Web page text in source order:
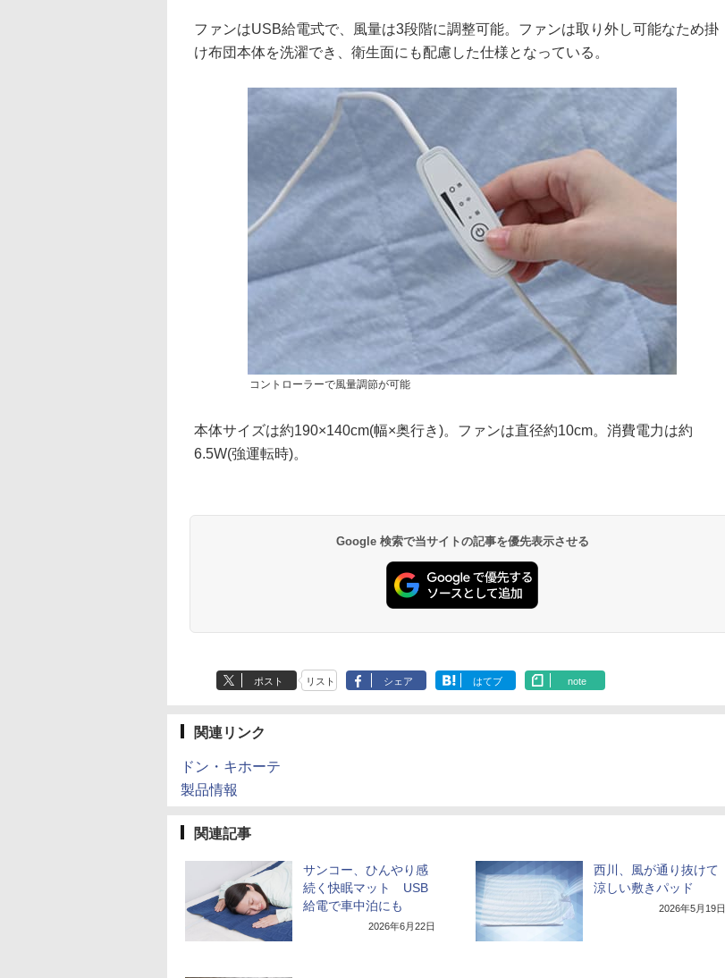
ファンはUSB給電式で、風量は3段階に調整可能。ファンは取り外し可能なため掛
け布団本体を洗濯でき、衛生面にも配慮した仕様となっている。
コントローラーで風量調節が可能
本体サイズは約190×140cm(幅×奥行き)。ファンは直径約10cm。消費電力は約
6.5W(強運転時)。
Google 検索で当サイトの記事を優先表示させる
ポスト リスト シェア はてブ note
関連リンク
ドン・キホーテ
製品情報
関連記事
サンコー、ひんやり感
続く快眠マット USB
給電で車中泊にも
2026年6月22日
西川、風が通り抜けて
涼しい敷きパッド
2026年5月19日